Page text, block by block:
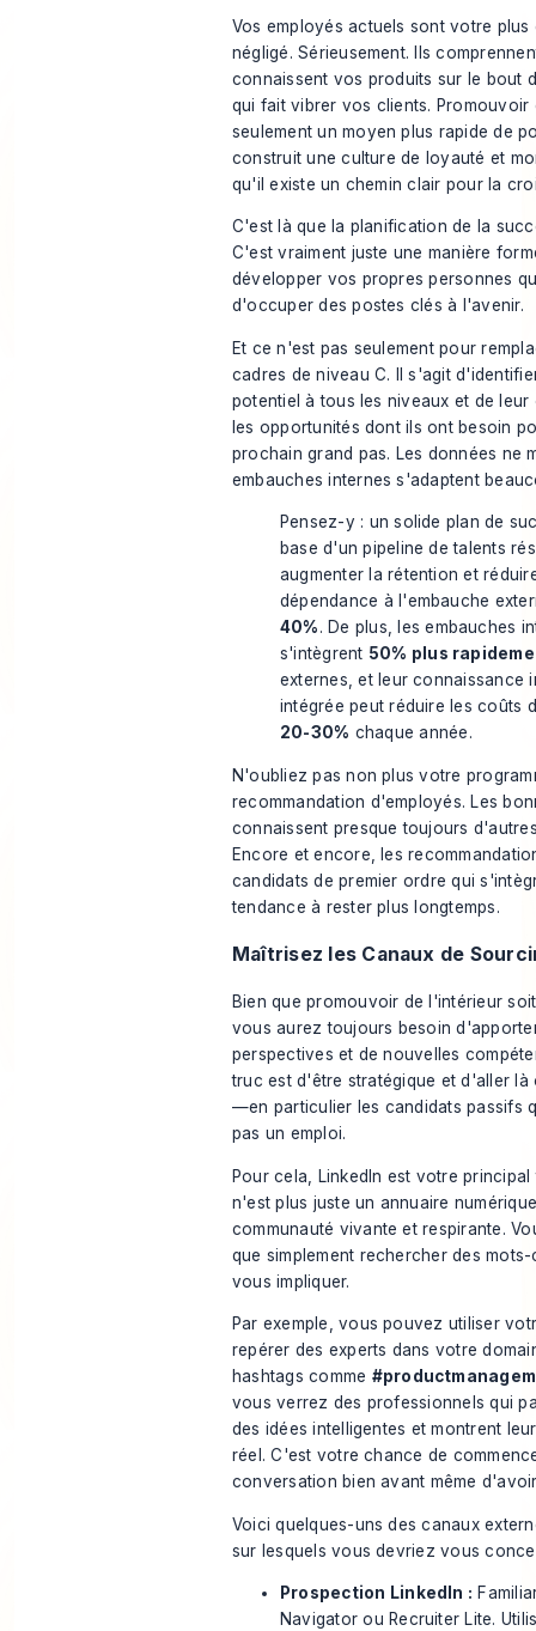
Vos employés actuels sont votre
négligé. Sérieusement. Ils
connaissent vos produits sur le bout
qui fait vibrer vos clients.
seulement un moyen plus rapide de
construit une culture de loyauté et
qu'il existe un chemin clair pour la
C'est là que la planification de la
C'est vraiment juste une manière
développer vos propres personnes
d'occuper des postes clés à l'avenir.
Et ce n'est pas seulement pour
cadres de niveau C. Il s'agit
potentiel à tous les niveaux et de
les opportunités dont ils ont besoin
prochain grand pas. Les données ne
embauches internes s'adaptent
Pensez-y : un solide plan de
base d'un pipeline de talents
augmenter la rétention et
dépendance à l'embauche
40%. De plus, les embauches
s'intègrent 50% plus
externes, et leur connaissance
intégrée peut réduire les coûts
20-30% chaque année.
N'oubliez pas non plus votre
recommandation d'employés. Les
connaissent presque toujours
Encore et encore, les
candidats de premier ordre qui
tendance à rester plus longtemps.
Maîtrisez les Canaux de
Bien que promouvoir de l'intérieur
vous aurez toujours besoin
perspectives et de nouvelles
truc est d'être stratégique et d'aller là
—en particulier les candidats passifs
pas un emploi.
Pour cela, LinkedIn est votre principal
n'est plus juste un annuaire
communauté vivante et respirante.
que simplement rechercher des
vous impliquer.
Par exemple, vous pouvez utiliser
repérer des experts dans votre
hashtags comme
vous verrez des professionnels qui
des idées intelligentes et montrent
réel. C'est votre chance de
conversation bien avant même
Voici quelques-uns des canaux
sur lesquels vous devriez vous
Prospection LinkedIn :
Navigator ou Recruiter Lite.